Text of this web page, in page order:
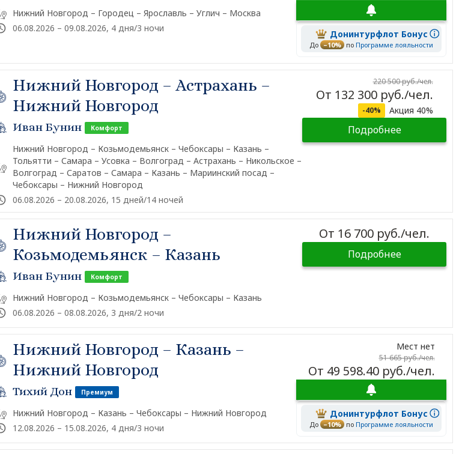
Нижний Новгород – Городец – Ярославль – Углич – Москва
06.08.2026 – 09.08.2026, 4 дня/3 ночи
Донинтурфлот Бонус
До –10% по Программе лояльности
Нижний Новгород – Астрахань –
Нижний Новгород
Иван Бунин Комфорт
Нижний Новгород – Козьмодемьянск – Чебоксары – Казань –
Тольятти – Самара – Усовка – Волгоград – Астрахань – Никольское –
Волгоград – Саратов – Самара – Казань – Мариинский посад –
Чебоксары – Нижний Новгород
06.08.2026 – 20.08.2026, 15 дней/14 ночей
220 500 руб./чел.
От 132 300 руб./чел.
-40% Акция 40%
Подробнее
Нижний Новгород –
Козьмодемьянск – Казань
Иван Бунин Комфорт
Нижний Новгород – Козьмодемьянск – Чебоксары – Казань
06.08.2026 – 08.08.2026, 3 дня/2 ночи
От 16 700 руб./чел.
Подробнее
Нижний Новгород – Казань –
Нижний Новгород
Тихий Дон Премиум
Нижний Новгород – Казань – Чебоксары – Нижний Новгород
12.08.2026 – 15.08.2026, 4 дня/3 ночи
Мест нет
51 665 руб./чел.
От 49 598.40 руб./чел.
Донинтурфлот Бонус
До –10% по Программе лояльности